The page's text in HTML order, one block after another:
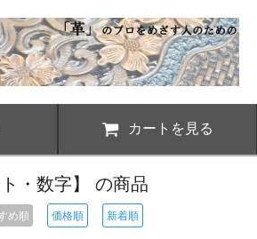
カートを見る
・数字】 の商品
め順 価格順 新着順